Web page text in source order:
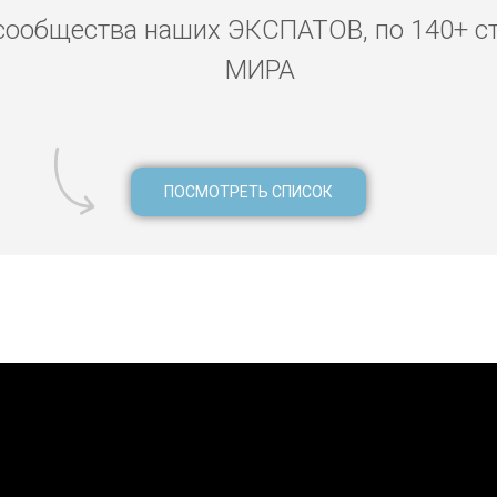
наших ЭКСПАТОВ, по 140+
МИРА
ПОСМОТРЕТЬ СПИСОК